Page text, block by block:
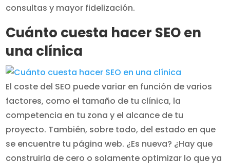
consultas y mayor fidelización.
Cuánto cuesta hacer SEO en
una clínica
El coste del SEO puede variar en función de varios
factores, como el tamaño de tu clínica, la
competencia en tu zona y el alcance de tu
proyecto. También, sobre todo, del estado en que
se encuentre tu página web. ¿Es nueva? ¿Hay que
construirla de cero o solamente optimizar lo que ya